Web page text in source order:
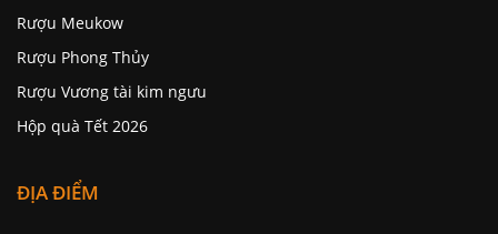
Rượu Meukow
Rượu Phong Thủy
Rượu Vương tài kim ngưu
Hộp quà Tết 2026
ĐỊA ĐIỂM